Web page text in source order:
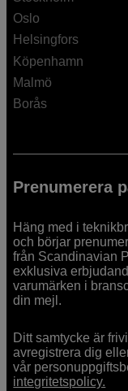
Oslo
Helsingfors
Köpenhamn
Malmö
Borås
Prenumerera
Häng med i
och börjar
från Scandinavian
exklusiva
varumärken i
din mejl.
Ditt samtycke är
avregistrera dig
vår
integritetspolicy.